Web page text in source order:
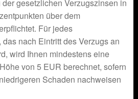
gesetzlichen Verzugszinsen in
über dem
Für jedes
nach Eintritt des Verzugs an
wird Ihnen mindestens eine
von 5 EUR berechnet, sofern
Schaden nachweisen